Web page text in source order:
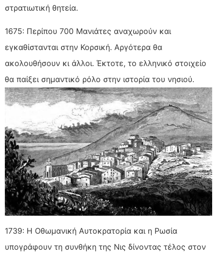
στρατιωτική θητεία.
1675: Περίπου 700 Μανιάτες αναχωρούν και
εγκαθίστανται στην Κορσική. Αργότερα θα
ακολουθήσουν κι άλλοι. Έκτοτε, το ελληνικό στοιχείο
θα παίξει σημαντικό ρόλο στην ιστορία του νησιού.
1739: Η Οθωμανική Αυτοκρατορία και η Ρωσία
υπογράφουν τη συνθήκη της Νις δίνοντας τέλος στον